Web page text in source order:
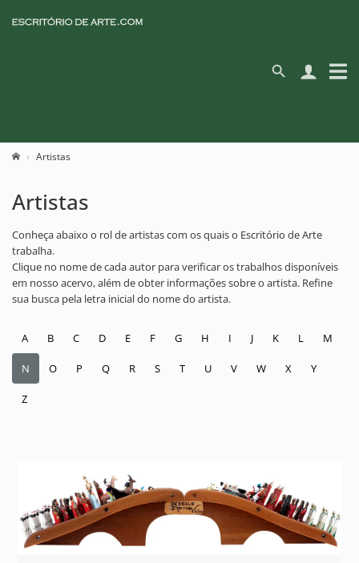
Artistas
Artistas
Conheça abaixo o rol de artistas com os quais o Escritório de Arte
trabalha.
Clique no nome de cada autor para verificar os trabalhos disponíveis
em nosso acervo, além de obter informações sobre o artista. Refine
sua busca pela letra inicial do nome do artista.
A B C D E F G H I J K L M
N O P Q R S T U V W X Y
Z